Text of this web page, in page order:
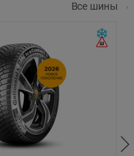
Все шины